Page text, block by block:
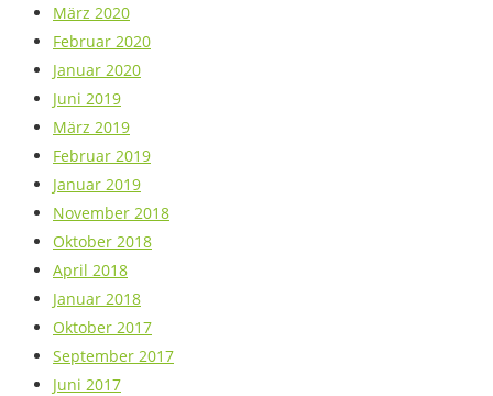
März 2020
Februar 2020
Januar 2020
Juni 2019
März 2019
Februar 2019
Januar 2019
November 2018
Oktober 2018
April 2018
Januar 2018
Oktober 2017
September 2017
Juni 2017